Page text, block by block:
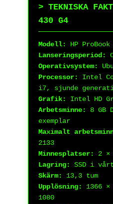
> TEKNISKA
430 G4
Modell:
HP
Lanseringsperiod:
Operativsystem:
Processor:
Intel
i7, sjunde
Grafik:
Intel HD
Arbetsminne:
8 GB
exemplar
Maximalt
2133
Minnesplatser:
2 ×
Lagring:
SSD i
Skärm:
13,3 tum
Upplösning:
1366
1080